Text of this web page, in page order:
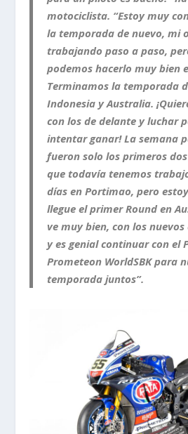
motociclista. “Estoy muy
la temporada de nuevo, mi
trabajando paso a paso,
podemos hacerlo muy bien
Terminamos la temporada
Indonesia y Australia.
con los de delante y luchar
intentar ganar! La semana
fueron solo los primeros
que todavía tenemos
días en Portimao, pero
llegue el primer Round en
ve muy bien, con los
y es genial continuar con el
Prometeon WorldSBK para
temporada juntos”.